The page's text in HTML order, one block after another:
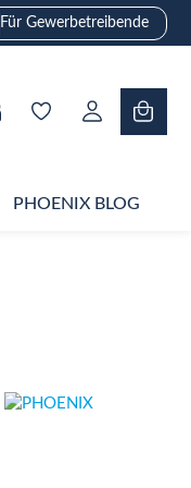
Für Gewerbetreibende
PHOENIX BLOG